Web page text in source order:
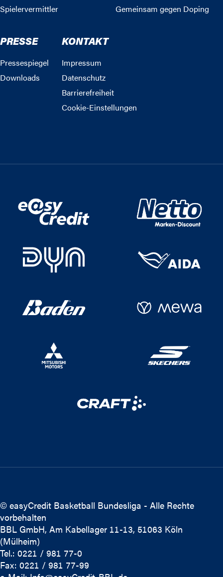
Spielervermittler
Gemeinsam gegen Doping
PRESSE
Pressespiegel
Downloads
KONTAKT
Impressum
Datenschutz
Barrierefreiheit
Cookie-Einstellungen
© easyCredit Basketball Bundesliga - Alle Rechte
vorbehalten
BBL GmbH, Am Kabellager 11-13, 51063 Köln
(Mülheim)
Tel.: 0221 / 981 77-0
Fax: 0221 / 981 77-99